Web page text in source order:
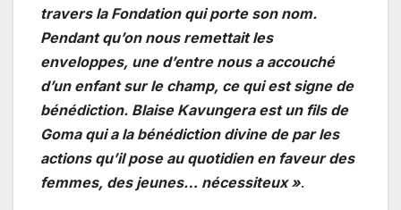
travers la Fondation qui porte son nom.
Pendant qu’on nous remettait les
enveloppes, une d’entre nous a accouché
d’un enfant sur le champ, ce qui est signe de
bénédiction. Blaise Kavungera est un fils de
Goma qui a la bénédiction divine de par les
actions qu’il pose au quotidien en faveur des
femmes, des jeunes… nécessiteux ».